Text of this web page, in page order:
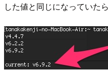
した値と同じになっていた